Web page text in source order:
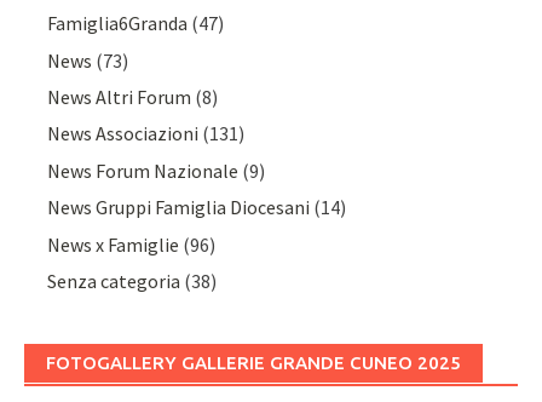
Famiglia6Granda (47)
News (73)
News Altri Forum (8)
News Associazioni (131)
News Forum Nazionale (9)
News Gruppi Famiglia Diocesani (14)
News x Famiglie (96)
Senza categoria (38)
FOTOGALLERY GALLERIE GRANDE CUNEO 2025